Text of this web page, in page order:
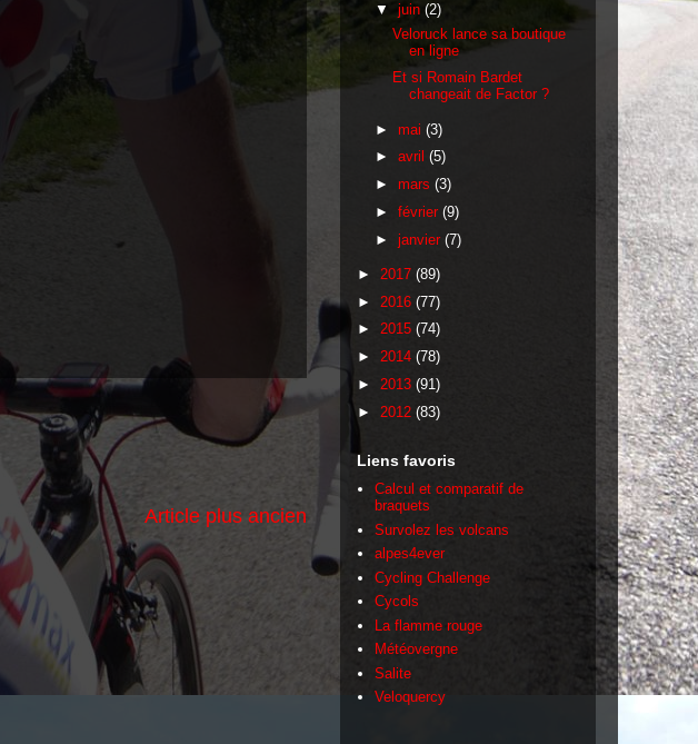
Article plus ancien
▼ juin (2)
Veloruck lance sa boutique
en ligne
Et si Romain Bardet
changeait de Factor ?
► mai (3)
► avril (5)
► mars (3)
► février (9)
► janvier (7)
► 2017 (89)
► 2016 (77)
► 2015 (74)
► 2014 (78)
► 2013 (91)
► 2012 (83)
Liens favoris
Calcul et comparatif de
braquets
Survolez les volcans
alpes4ever
Cycling Challenge
Cycols
La flamme rouge
Météovergne
Salite
Veloquercy